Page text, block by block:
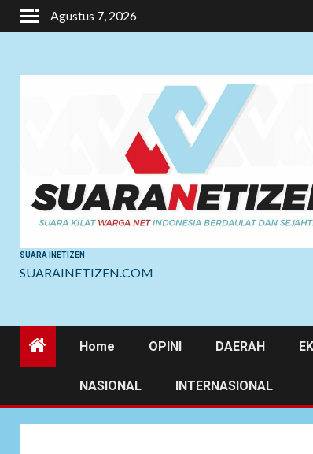
Skip
to
Agustus 7, 2026
SUARA INETIZEN
SUARAINETIZEN.COM
Home OPINI DAERAH
NASIONAL INTERNASIONAL